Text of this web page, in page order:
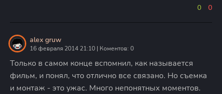
0 0
alex gruw
16 февраля 2014 21:10 | Коментов: 0
Только в самом конце вспомнил, как называется
фильм, и понял, что отлично все связано. Но съемка
и монтаж - это ужас. Много непонятных моментов.